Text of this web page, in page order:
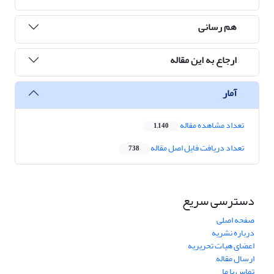
هم رسانی
ارجاع به این مقاله
آمار
تعداد مشاهده مقاله 1,140
تعداد دریافت فایل اصل مقاله 738
دسترسی سریع
صفحه اصلی
درباره نشریه
اعضای هیات تحریریه
ارسال مقاله